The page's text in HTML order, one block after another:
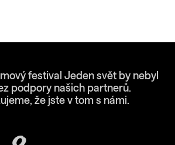
festival Jeden svět by nebyl
podpory našich partnerů.
že jste v tom s námi.